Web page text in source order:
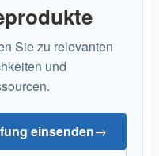
Sie zu relevanten
und
einsenden→